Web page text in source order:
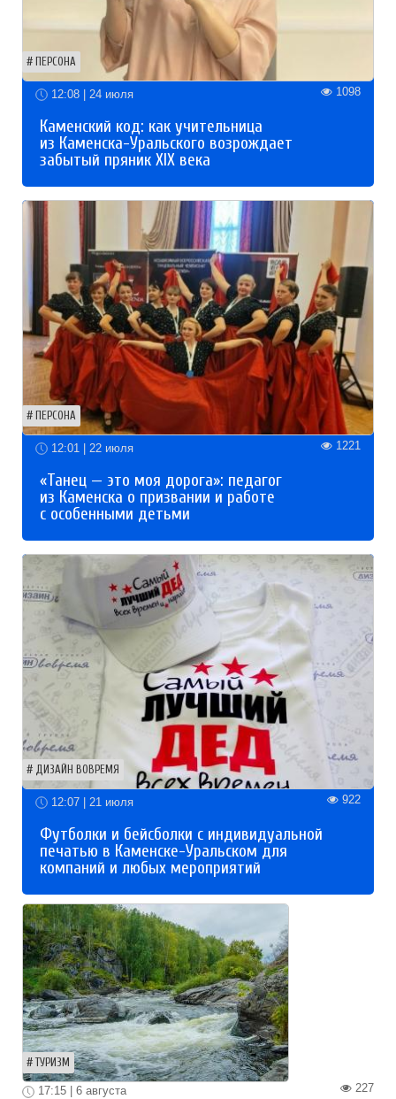
ПЕРСОНА
12:08 | 24 июля 1098
Каменский код: как учительница
из Каменска-Уральского возрождает
забытый пряник XIX века
ПЕРСОНА
12:01 | 22 июля 1221
«Танец — это моя дорога»: педагог
из Каменска о призвании и работе
с особенными детьми
ДИЗАЙН ВОВРЕМЯ
12:07 | 21 июля 922
Футболки и бейсболки с индивидуальной
печатью в Каменске-Уральском для
компаний и любых мероприятий
ТУРИЗМ
227
17:15 | 6 августа